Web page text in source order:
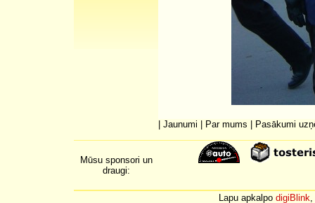
Jaunumi Par mums Pasākumi
Mūsu sponsori un
draugi:
Lapu apkalpo digiBlink,